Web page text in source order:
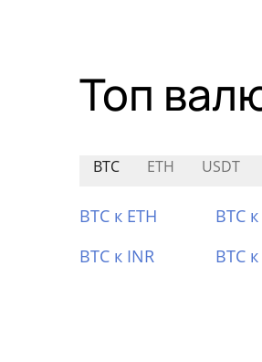
Топ
BTC ETH USDT
BTC к ETH BTC
BTC к INR
BTC